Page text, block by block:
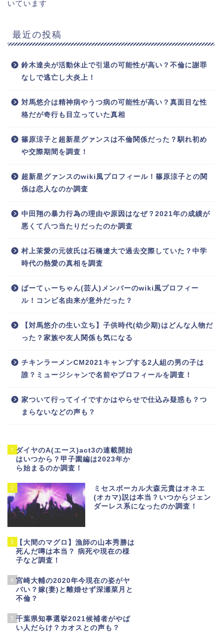
いています
最近の投稿
鈴木達央が活動休止で引退の可能性が高い？不倫に謝罪
なしで逃亡し大炎上！
対馬悠介は精神病やうつ病の可能性が高い？真面目な性
格だが奇行も目立っていた真相
篠原涼子と超新星グァンスは不倫関係だった？馴れ初め
や交際期間を調査！
超新星グァンスのwiki風プロフィール！篠原涼子との関
係は恋人なのか調査
中田翔の暴力行為の理由や原因はなぜ？2021年の成績が
悪くて八つ当たりだったのか調査
村上茉愛の元彼氏は石橋遼大で過去交際していた？中学
時代の熱愛の真相を調査
ぱーてぃーちゃん(芸人)メンバーのwiki風プロフィー
ル！コンビ名由来が意外だった？
【対馬悠介の生い立ち】子供時代(幼少期)はどんな人物だ
った？家族や友人関係も気になる
チキンラーメンCM2021キャンプする2人組の男の子は
誰？ミュージシャンで名前やプロフィールを調査！
家ついて行ってイイですかはやらせで仕込み疑惑も？つ
まらないなどの声も？
1 ダイヤのA(エース)act3の連載開始
はいつから？甲子園編は2023年か
ら始まるのか調査！
2
ミセスボーカル大森元貴はオネエ
(オカマ)説は本当？いつからジェン
ダーレス系になったのか調査！
3
【大間のマグロ】漁師の山本秀勝は
死んだ噂は本当？ 病死や現在の様
子など調査！
4 宮崎大輔の2020年今現在の姿がヤ
バい？嫁(妻)と離婚せず深瀬菜月と
不倫？
5 千葉県知事選挙2021候補者がやば
い人だらけ？カオスとの声も？